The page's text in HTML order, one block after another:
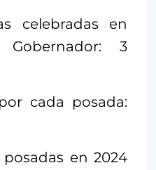
celebradas en
3
cada posada:
en 2024